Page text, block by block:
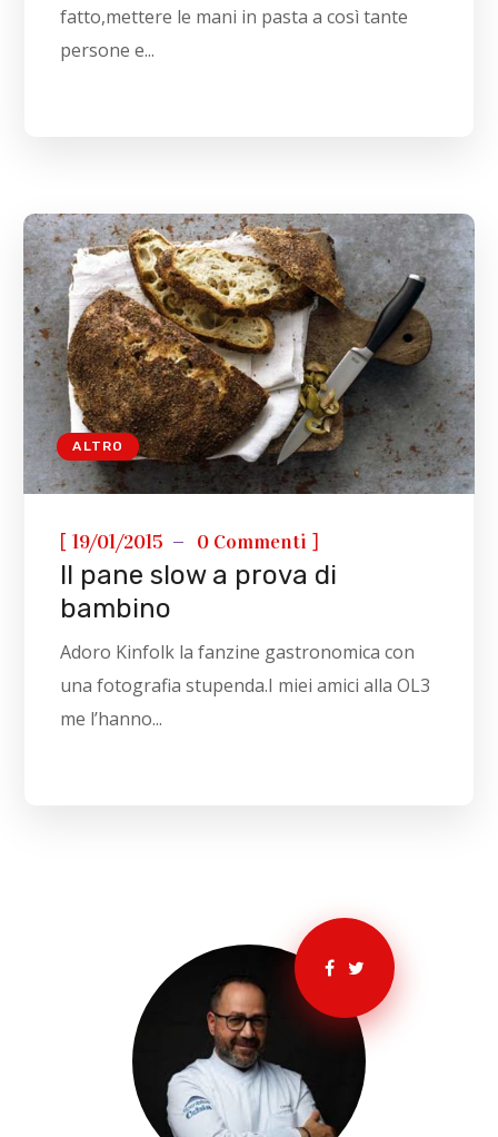
fatto,mettere le mani in pasta a così tante
persone e...
ALTRO
[19/01/2015 0 Commenti ]
Il pane slow a prova di
bambino
Adoro Kinfolk la fanzine gastronomica con
una fotografia stupenda.I miei amici alla OL3
me l’hanno...